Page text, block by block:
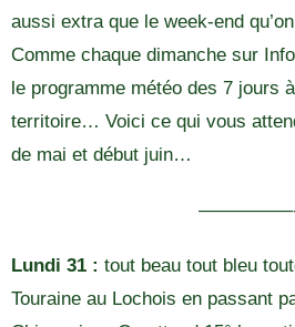
aussi extra que le week-end
Comme chaque dimanche sur
le programme météo des 7 jours
territoire… Voici ce qui vous
de mai et début juin…
Lundi 31 : tout beau tout bleu
Touraine au Lochois en passant